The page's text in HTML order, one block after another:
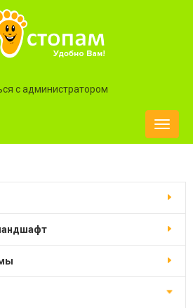
с администратором
Toggle